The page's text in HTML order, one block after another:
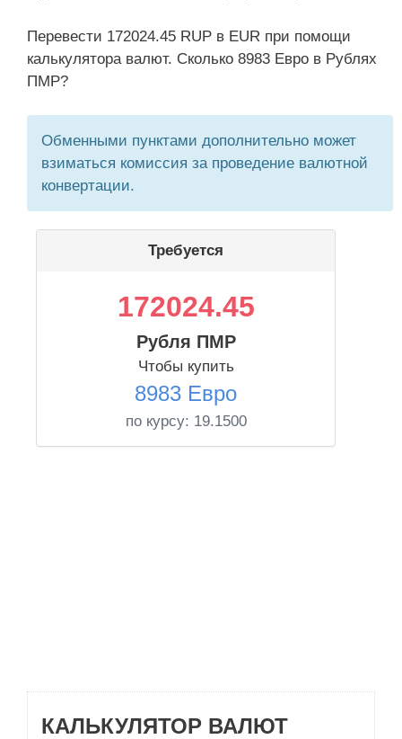
Перевести 172024.45 RUP в EUR при помощи
калькулятора валют. Сколько 8983 Евро в Рублях
ПМР?
Обменными пунктами дополнительно может
взиматься комиссия за проведение валютной
конвертации.
Требуется
172024.45
Рубля ПМР
Чтобы купить
8983 Евро
по курсу: 19.1500
КАЛЬКУЛЯТОР ВАЛЮТ